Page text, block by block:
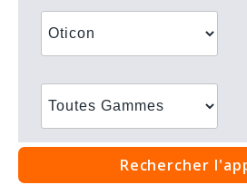
Rechercher